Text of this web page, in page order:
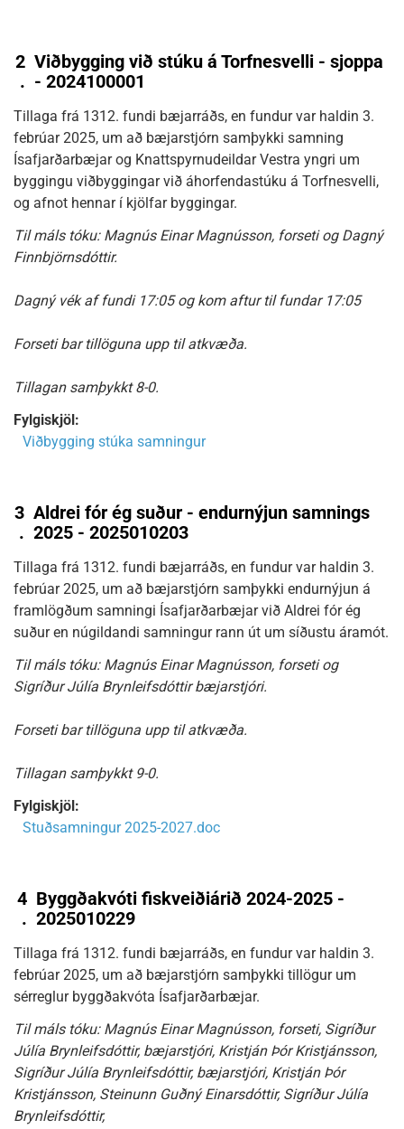
2
.
Viðbygging við stúku á Torfnesvelli - sjoppa
- 2024100001
Tillaga frá 1312. fundi bæjarráðs, en fundur var haldin 3.
febrúar 2025, um að bæjarstjórn samþykki samning
Ísafjarðarbæjar og Knattspyrnudeildar Vestra yngri um
byggingu viðbyggingar við áhorfendastúku á Torfnesvelli,
og afnot hennar í kjölfar byggingar.
Til máls tóku: Magnús Einar Magnússon, forseti og Dagný
Finnbjörnsdóttir.
Dagný vék af fundi 17:05 og kom aftur til fundar 17:05
Forseti bar tillöguna upp til atkvæða.
Tillagan samþykkt 8-0.
Fylgiskjöl:
Viðbygging stúka samningur
3
.
Aldrei fór ég suður - endurnýjun samnings
2025 - 2025010203
Tillaga frá 1312. fundi bæjarráðs, en fundur var haldin 3.
febrúar 2025, um að bæjarstjórn samþykki endurnýjun á
framlögðum samningi Ísafjarðarbæjar við Aldrei fór ég
suður en núgildandi samningur rann út um síðustu áramót.
Til máls tóku: Magnús Einar Magnússon, forseti og
Sigríður Júlía Brynleifsdóttir bæjarstjóri.
Forseti bar tillöguna upp til atkvæða.
Tillagan samþykkt 9-0.
Fylgiskjöl:
Stuðsamningur 2025-2027.doc
4
.
Byggðakvóti fiskveiðiárið 2024-2025 -
2025010229
Tillaga frá 1312. fundi bæjarráðs, en fundur var haldin 3.
febrúar 2025, um að bæjarstjórn samþykki tillögur um
sérreglur byggðakvóta Ísafjarðarbæjar.
Til máls tóku: Magnús Einar Magnússon, forseti, Sigríður
Júlía Brynleifsdóttir, bæjarstjóri, Kristján Þór Kristjánsson,
Sigríður Júlía Brynleifsdóttir, bæjarstjóri, Kristján Þór
Kristjánsson, Steinunn Guðný Einarsdóttir, Sigríður Júlía
Brynleifsdóttir,